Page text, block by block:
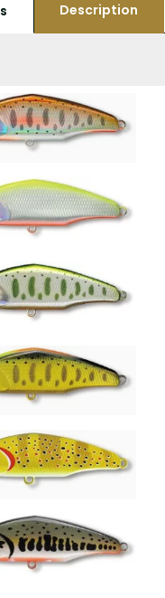
Description